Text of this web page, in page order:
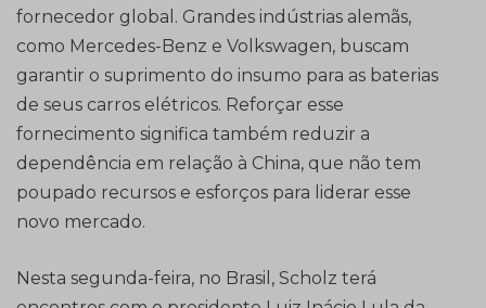
fornecedor global. Grandes indústrias alemãs,
como Mercedes-Benz e Volkswagen, buscam
garantir o suprimento do insumo para as baterias
de seus carros elétricos. Reforçar esse
fornecimento significa também reduzir a
dependência em relação à China, que não tem
poupado recursos e esforços para liderar esse
novo mercado.
Nesta segunda-feira, no Brasil, Scholz terá